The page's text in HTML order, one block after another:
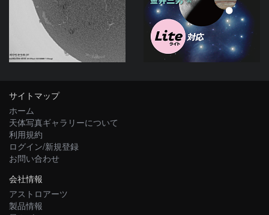
ta-o
サイトマップ
ホーム
天体写真ギャラリーについて
利用規約
ログイン/新規登録
お問い合わせ
会社情報
アストロアーツ
製品情報